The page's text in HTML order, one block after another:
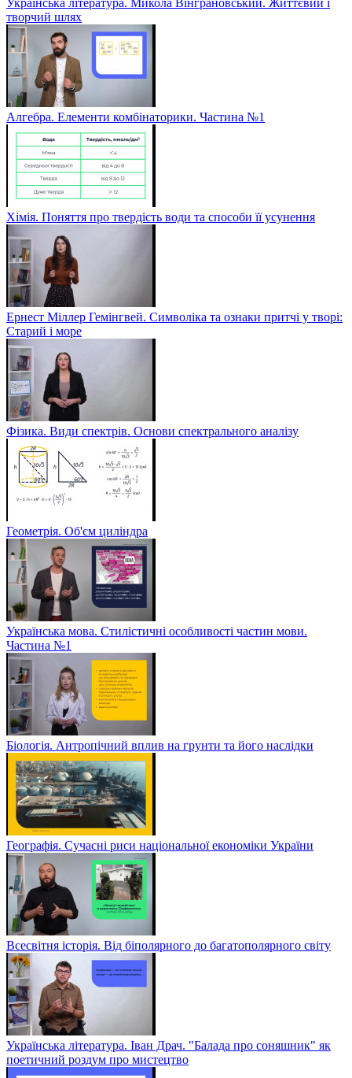
творчий шлях
Алгебра. Елементи комбінаторики. Частина №1
Хімія. Поняття про твердість води та способи її усунення
Ернест Міллер Гемінгвей. Символіка та ознаки притчі у творі:
Старий і море
Фізика. Види спектрів. Основи спектрального аналізу
Геометрія. Об'єм циліндра
Українська мова. Стилістичні особливості частин мови.
Частина №1
Біологія. Антропічний вплив на грунти та його наслідки
Географія. Сучасні риси національної економіки України
Всесвітня історія. Від біполярного до багатополярного світу
Українська література. Іван Драч. "Балада про соняшник" як
поетичний роздум про мистецтво